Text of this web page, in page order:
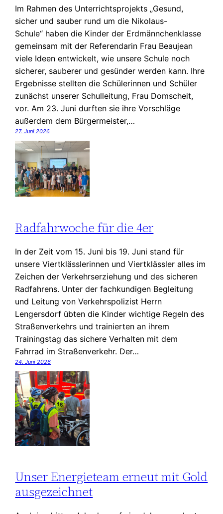
Im Rahmen des Unterrichtsprojekts „Gesund,
sicher und sauber rund um die Nikolaus-
Schule“ haben die Kinder der Erdmännchenklasse
gemeinsam mit der Referendarin Frau Beaujean
viele Ideen entwickelt, wie unsere Schule noch
sicherer, sauberer und gesünder werden kann. Ihre
Ergebnisse stellten die Schülerinnen und Schüler
zunächst unserer Schulleitung, Frau Domscheit,
vor. Am 23. Juni durften sie ihre Vorschläge
außerdem dem Bürgermeister,…
27. Juni 2026
Radfahrwoche für die 4er
In der Zeit vom 15. Juni bis 19. Juni stand für
unsere Viertklässlerinnen und Viertklässler alles im
Zeichen der Verkehrserziehung und des sicheren
Radfahrens. Unter der fachkundigen Begleitung
und Leitung von Verkehrspolizist Herrn
Lengersdorf übten die Kinder wichtige Regeln des
Straßenverkehrs und trainierten an ihrem
Trainingstag das sichere Verhalten mit dem
Fahrrad im Straßenverkehr. Der…
24. Juni 2026
Unser Energieteam erneut mit Gold
ausgezeichnet